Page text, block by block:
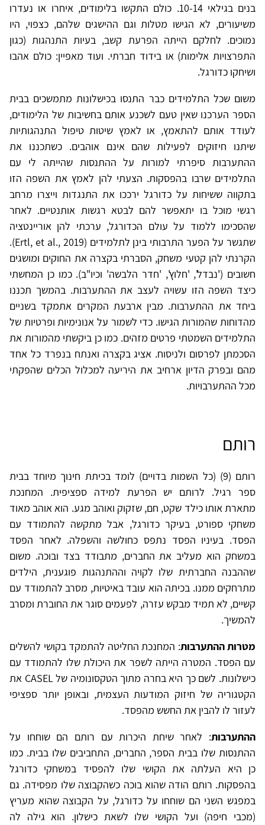
בנים בגילאי 10-14. כולם התקשו בלימודים, איחרו או נעדרו
משיעורים, לא הגישו מטלות וגם ההישגים שלהם, כצפוי, היו
נמוכים. לחלקם הייתה הפרעת קשב, בעיות התנהגות (כגון
התפרצויות אלימות) או בידוד חברתי. ועוד מאפיין: כולם אהבו
ושיחקו כדורגל.
משום שכל התלמידים כבר התנסו בכישלונות מתמשכים בבית
הספר הערכנו שאין טעם לשכנע אותם בחשיבות של הלימודים,
לעודד אותם להתאמץ, או לאמץ שיטות טיפול התנהגותיות
שיתנו חיזוקים לפעילות שהם אינם אוהבים. כשתכננו את
ההתערבות סיפרתי למורות על ההתנסות שהייתה לי עם
התלמידים שרבו בהפסקות. הצעתי להן לאמץ את השפה הזו
בתקווה ששיחות על כדורגל ירככו את התנגדות וייצרו מרחב
רגשי מוכל בו יתאפשר להם לבטא רגשות אותנטיים. לאחר
שהסכימו ללמוד על עולם הכדורגל, ערכתי להן אוריינטציה
שתגשר על הפער התרבותי בינן לתלמידים (Ertl, et al., 2019).
הקרנתי להן קטעי משחק, הסברתי בקצרה את החוקים ומושגים
חשובים ('נבדל', 'חלוץ', 'חדר הלבשה' וכיו"ב). כמו כן המחשתי
כיצד השפה הזו עשויה לעצב את ההתערבות. בהמשך תכננו
ביחד את ההתערבות. מבין ארבעת המקרים אתמקד בשניים
מהדוחות שהמורות הגישו. כדי לשמור על אנונימיות ופרטיות של
התלמידים השמטתי פרטים מזהים. כמו כן ביקשתי מהמורות את
הסכמתן לפרסום ולניסוח. אציג בקצרה ואנתח בנפרד כל אחד
מהם ובפרק הדיון ארחיב את היריעה למכלול הכלים שהפקתי
מכל ההתערבויות.
רותם
רותם (9) (כל השמות בדויים) לומד בכיתת חינוך מיוחד בבית
ספר רגיל. לרותם יש הפרעת למידה ספציפית. המחנכת
מתארת אותו כילד שקט, חם, שזקוק ואוהב מגע. הוא אוהב מאוד
משחקי ספורט, בעיקר כדורגל, אבל מתקשה להתמודד עם
הפסד. בעיניו הפסד נתפס כחולשה והשפלה. לאחר הפסד
במשחק הוא מעליב את החברים, מתבודד בצד ובוכה. משום
שההבנה החברתית שלו לקויה וההתנהגות פוגענית, הילדים
מתרחקים ממנו. בכיתה הוא עובד באיטיות, מסרב להתמודד עם
קשיים, לא תמיד מבקש עזרה, לפעמים סוגר את החוברת ומסרב
להמשיך.
מטרות ההתערבות: המחנכת החליטה להתמקד בקושי להשלים
עם הפסד. המטרה הייתה לשפר את היכולת שלו להתמודד עם
כישלונות. לשם כך היא בחרה מתוך הטקסונומיה של CASEL את
הקטגוריה של חיזוק המודעות העצמית, ובאופן יותר ספציפי
לעזור לו להבין את החשש מהפסד.
ההתערבות: לאחר שיחת היכרות עם רותם הם שוחחו על
ההתנסות שלו בבית הספר, החברים, התחביבים שלו בבית. כמו
כן היא העלתה את הקושי שלו להפסיד במשחקי כדורגל
בהפסקות. רותם הודה שהוא בוכה כשהקבוצה שלו מפסידה. גם
במפגש השני הם שוחחו על כדורגל, על הקבוצה שהוא מעריץ
(מכבי חיפה) ועל הקושי שלו לשאת כישלון. הוא גילה לה